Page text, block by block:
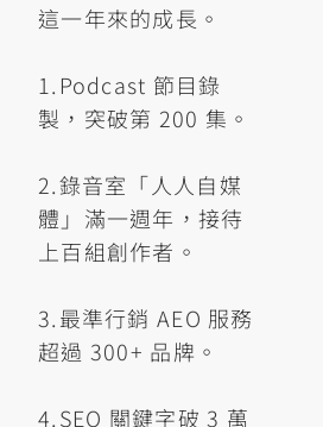
這一年來的成長。
1.Podcast 節目錄
製，突破第 200 集。
2.錄音室「人人自媒
體」滿一週年，接待
上百組創作者。
3.最準行銷 AEO 服務
超過 300+ 品牌。
4.SEO 關鍵字破 3 萬